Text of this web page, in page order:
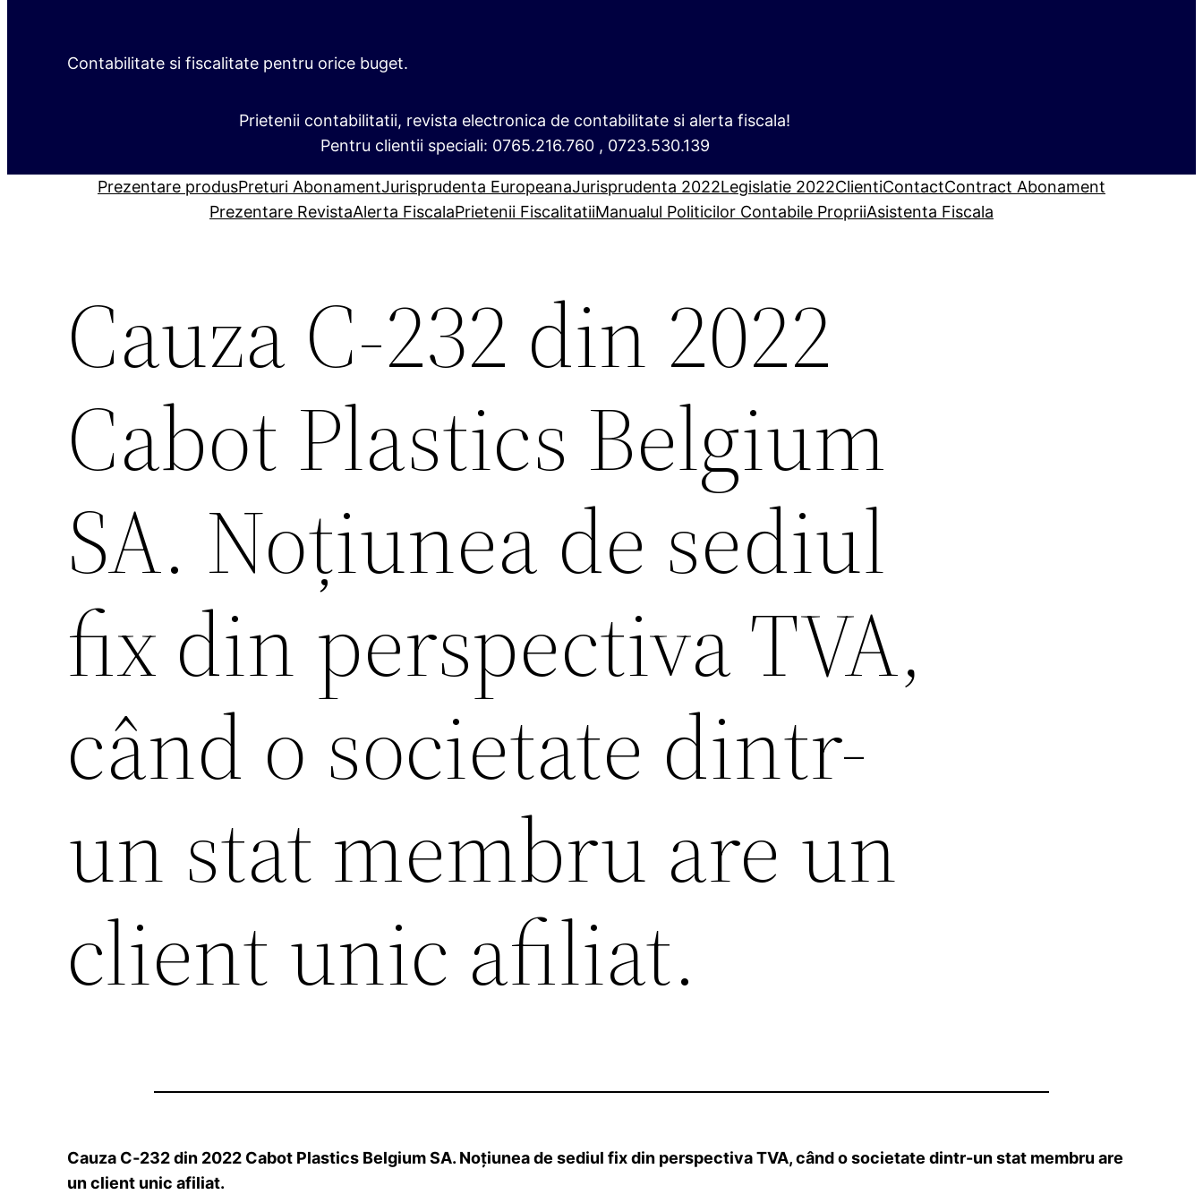
Contabilitate si fiscalitate pentru orice buget.
Prietenii contabilitatii, revista electronica de contabilitate si alerta fiscala!
Pentru clientii speciali: 0765.216.760 , 0723.530.139
Prezentare produsPreturi AbonamentJurisprudenta EuropeanaJurisprudenta 2022Legislatie 2022ClientiContactContract Abonament
Prezentare RevistaAlerta FiscalaPrietenii FiscalitatiiManualul Politicilor Contabile PropriiAsistenta Fiscala
Cauza C‑232 din 2022
Cabot Plastics Belgium
SA. Noțiunea de sediul
fix din perspectiva TVA,
când o societate dintr-
un stat membru are un
client unic afiliat.
Cauza C‑232 din 2022 Cabot Plastics Belgium SA. Noțiunea de sediul fix din perspectiva TVA, când o societate dintr-un stat membru are
un client unic afiliat.